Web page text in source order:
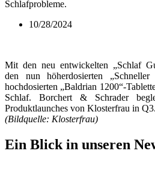
Schlafprobleme.
10/28/2024
Mit den neu entwickelten „Schlaf
den nun höherdosierten „Schneller
hochdosierten „Baldrian 1200“-
Schlaf. Borchert & Schrader
Produktlaunches von Klosterfrau in Q3.
(Bildquelle: Klosterfrau)
Ein Blick in unseren